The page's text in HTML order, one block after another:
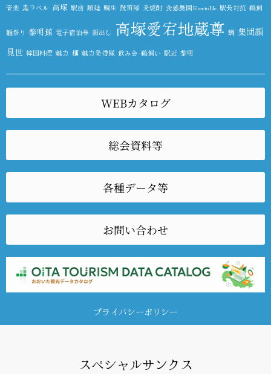
音楽 黒ラベル 高塚 駅前 順延 鯛生 鼓笛隊 麦焼酎 食感農園KazetoNe 駅長対抗 鵜飼
雛祭り 黎明館 電子宿泊券 顔出し 高塚愛宕地蔵尊 鯛 集団顔
見世 韓国料理 魅力 麺 魅力発信隊 飲み会 鵜飼い 駅近 黎明
WEBカタログ
総会資料等
各種データ等
お問い合わせ
プライバシーポリシー
スペシャルサンクス